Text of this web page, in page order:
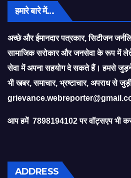
हमारे बारे में…
अच्छे और ईमानदार पत्रकार, सिटीजन
सामाजिक सरोकार और जनसेवा के रूप में
सेवा में अपना सहयोग दे सकते हैं। हमसे
भी खबर, समाचार, भ्रष्टाचार, अपराध से
आप हमें 7898194102 पर वॉट्सएप भी
ADDRESS